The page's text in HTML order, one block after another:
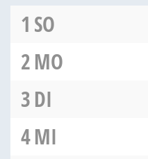
1 SO
2MO
3DI
4MI